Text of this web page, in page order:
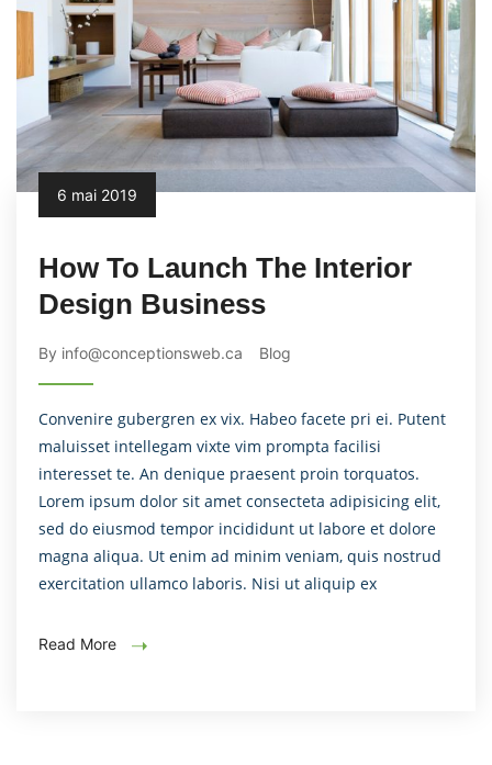
6 mai 2019
How To Launch The Interior
Design Business
By info@conceptionsweb.ca Blog
Convenire gubergren ex vix. Habeo facete pri ei. Putent
maluisset intellegam vixte vim prompta facilisi
interesset te. An denique praesent proin torquatos.
Lorem ipsum dolor sit amet consecteta adipisicing elit,
sed do eiusmod tempor incididunt ut labore et dolore
magna aliqua. Ut enim ad minim veniam, quis nostrud
exercitation ullamco laboris. Nisi ut aliquip ex
Read More